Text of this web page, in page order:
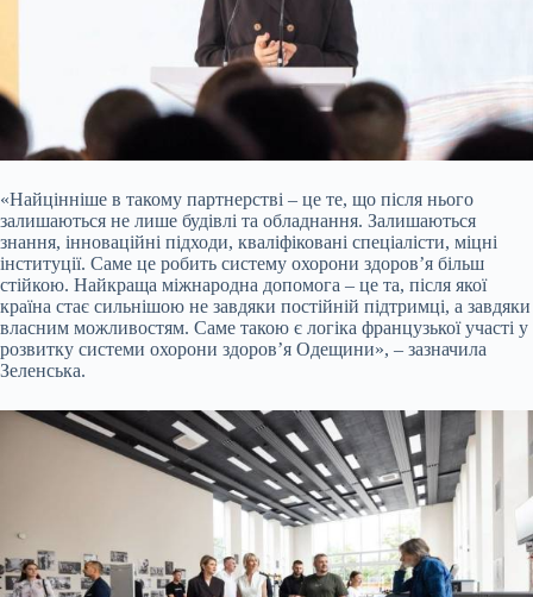
«Найцінніше в такому партнерстві – це те, що після нього
залишаються не лише будівлі та обладнання. Залишаються
знання, інноваційні підходи, кваліфіковані спеціалісти, міцні
інституції. Саме це робить систему охорони здоров’я більш
стійкою. Найкраща міжнародна допомога – це та, після якої
країна стає сильнішою не завдяки постійній підтримці, а завдяки
власним можливостям. Саме такою є логіка французької участі у
розвитку системи охорони здоров’я Одещини», – зазначила
Зеленська.